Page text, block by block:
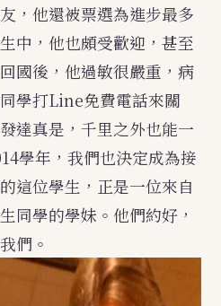
，他還被票選為進步最多
中，他也頗受歡迎，甚至
國後，他過敏很嚴重，病
學打Line免費電話來關
達真是，千里之外也能一
學年，我們也決定成為接
這位學生，正是一位來自
同學的學妹。他們約好，
們。